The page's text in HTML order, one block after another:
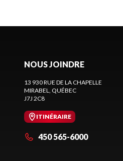
NOUS JOINDRE
13 930 RUE DE LA CHAPELLE
MIRABEL, QUÉBEC
J7J 2C8
ITINÉRAIRE
450 565-6000